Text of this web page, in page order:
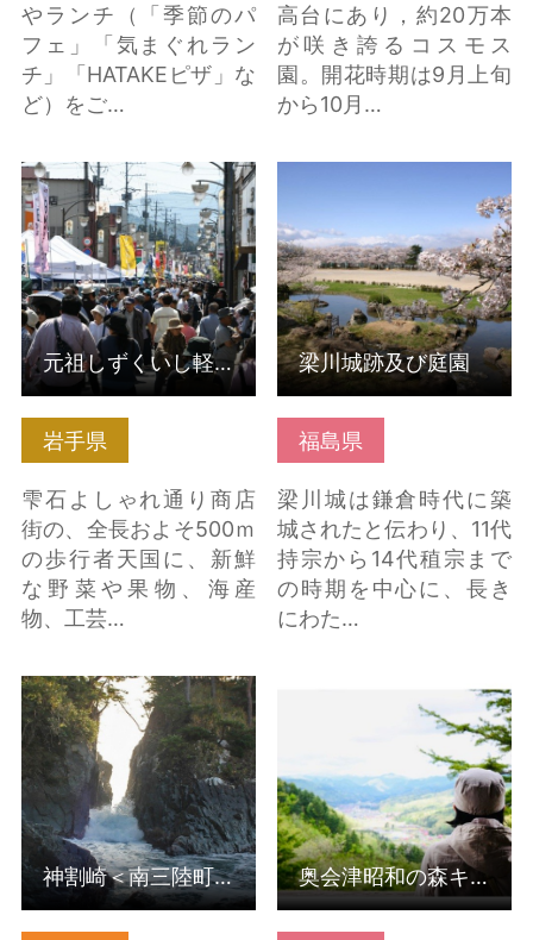
やランチ（「季節のパ
フェ」「気まぐれラン
チ」「HATAKEピザ」な
ど）をご…
高台にあり，約20万本
が咲き誇るコスモス
園。開花時期は9月上旬
から10月…
岩手県
雫石よしゃれ通り商店
街の、全長およそ500ｍ
の歩行者天国に、新鮮
な野菜や果物、海産
物、工芸…
元祖しずくいし軽トラ
市 の詳細はこちら
元祖しずくいし軽トラ市
福島県
梁川城は鎌倉時代に築
城されたと伝わり、11代
持宗から14代稙宗まで
の時期を中心に、長き
にわた…
梁川城跡及び庭園
神割崎＜南三陸町＞ の
詳細はこちら
神割崎＜南三陸町＞
奥会津昭和の森キャン
プ場 の詳細はこちら
奥会津昭和の森キャンプ場